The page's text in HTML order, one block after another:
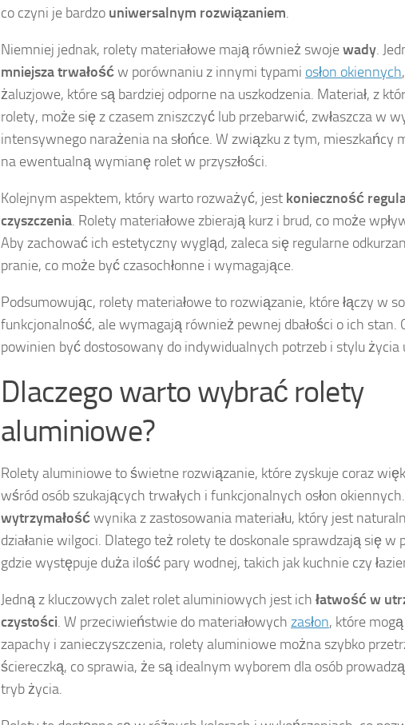
co czyni je bardzo uniwersalnym rozwiązaniem.
Niemniej jednak, rolety materiałowe mają również swojewady.
mniejsza trwałośćw porównaniu z innymi typami osłon okiennych
żaluzjowe, które są bardziej odporne na uszkodzenia. Materiał, z
rolety, może się z czasem zniszczyć lub przebarwić, zwłaszcza w
intensywnego narażenia na słońce. W związku z tym, mieszkańcy
na ewentualną wymianę rolet w przyszłości.
Kolejnym aspektem, który warto rozważyć, jest konieczność
czyszczenia. Rolety materiałowe zbierają kurz i brud, co może
Aby zachować ich estetyczny wygląd, zaleca się regularne
pranie, co może być czasochłonne i wymagające.
Podsumowując, rolety materiałowe to rozwiązanie, które łączy w
funkcjonalność, ale wymagają również pewnej dbałości o ich stan.
powinien być dostosowany do indywidualnych potrzeb i stylu życia
Dlaczego warto wybrać rolety
aluminiowe?
Rolety aluminiowe to świetne rozwiązanie, które zyskuje coraz
wśród osób szukających trwałych i funkcjonalnych osłon
wytrzymałośćwynika z zastosowania materiału, który jest
działanie wilgoci. Dlatego też rolety te doskonale sprawdzają się w
gdzie występuje duża ilość pary wodnej, takich jak kuchnie czy
Jedną z kluczowych zalet rolet aluminiowych jest ich łatwość w
czystości. W przeciwieństwie do materiałowych zasłon, które
zapachy i zanieczyszczenia, rolety aluminiowe można szybko
ściereczką, co sprawia, że są idealnym wyborem dla osób
tryb życia.